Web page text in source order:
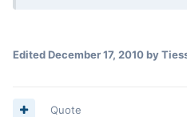
EditedDecember 17, 2010by
Quote